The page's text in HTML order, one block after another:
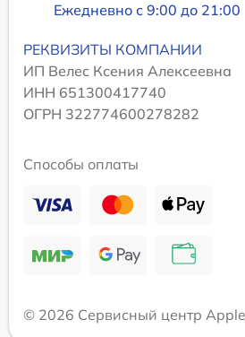
Ежедневно с 9:00 до 21:00
РЕКВИЗИТЫ КОМПАНИИ
ИП Велес Ксения Алексеевна
ИНН 651300417740
ОГРН 322774600278282
Способы оплаты
© 2026 Сервисный центр Apple